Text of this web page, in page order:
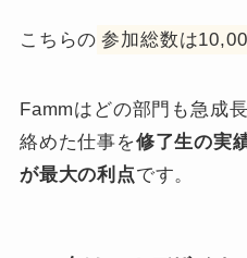
こちらの 参加総数は
Fammはどの部門も急成
絡めた仕事を修了生の実
が最大の利点です。